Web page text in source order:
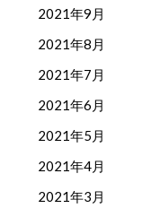
2021年9月
2021年8月
2021年7月
2021年6月
2021年5月
2021年4月
2021年3月